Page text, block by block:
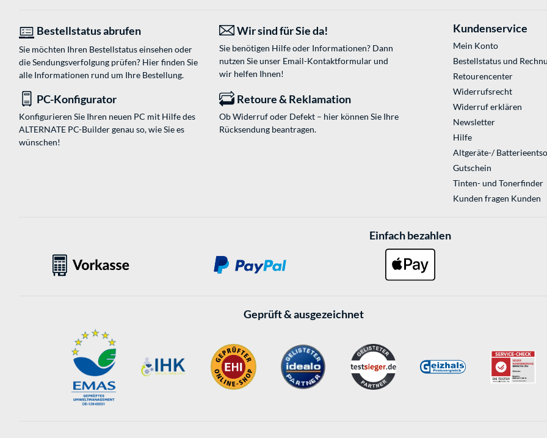
Bestellstatus abrufen
Sie möchten Ihren Bestellstatus einsehen oder
die Sendungsverfolgung prüfen? Hier finden Sie
alle Informationen rund um Ihre Bestellung.
Wir sind für Sie da!
Sie benötigen Hilfe oder Informationen? Dann
nutzen Sie unser Email-Kontaktformularund
wir helfen Ihnen!
PC-Konfigurator
Konfigurieren Sie Ihren neuen PC mit Hilfe des
ALTERNATE PC-Builder genau so, wie Sie es
wünschen!
Retoure & Reklamation
Ob Widerruf oder Defekt – hier können Sie Ihre
Rücksendung beantragen.
Kundenservice
Mein Konto
Bestellstatus und
Retourencenter
Widerrufsrecht
Widerruf erklären
Newsletter
Hilfe
Altgeräte-/
Gutschein
Tinten- und Tonerfinder
Kunden fragen Kunden
Einfach bezahlen
Geprüft & ausgezeichnet